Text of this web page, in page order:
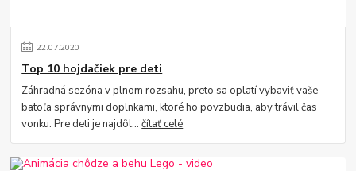
22.07.2020
Top 10 hojdačiek pre deti
Záhradná sezóna v plnom rozsahu, preto sa oplatí vybaviť vaše
batoľa správnymi doplnkami, ktoré ho povzbudia, aby trávil čas
vonku. Pre deti je najdôl...čítať celé